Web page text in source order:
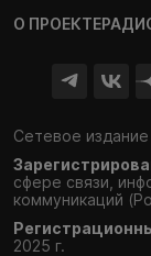
О ПРОЕКТЕ
Сетевое
сфере связи,
коммуникаций
2025 г.